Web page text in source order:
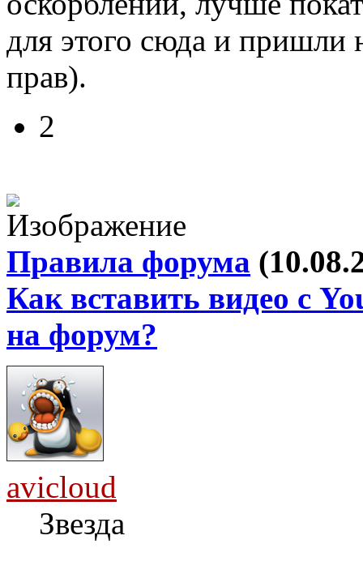
для этого сюда и пришли
прав).
2
Правила форума
Как вставить видео с
на форум?
avicloud
Звезда